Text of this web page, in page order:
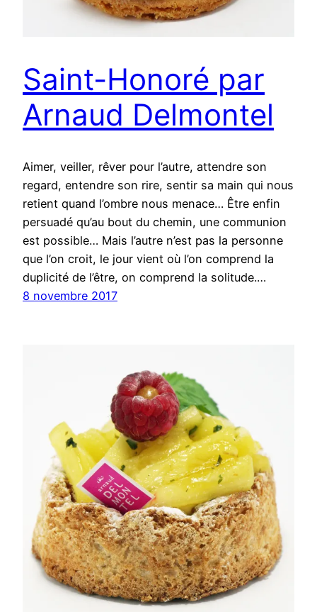
Saint-Honoré par
Arnaud Delmontel
Aimer, veiller, rêver pour l’autre, attendre son
regard, entendre son rire, sentir sa main qui nous
retient quand l’ombre nous menace… Être enfin
persuadé qu’au bout du chemin, une communion
est possible… Mais l’autre n’est pas la personne
que l’on croit, le jour vient où l’on comprend la
duplicité de l’être, on comprend la solitude.…
8 novembre 2017